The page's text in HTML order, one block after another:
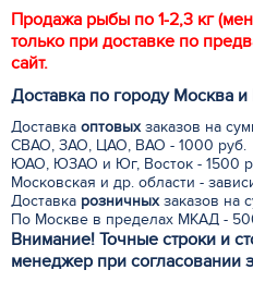
Продажа рыбы по 1-2,3 кг
только при доставке по
сайт.
Доставка по городу Москва
Доставка оптовыхзаказов на
СВАО, ЗАО, ЦАО, ВАО - 1000 руб.
ЮАО, ЮЗАО и Юг, Восток - 1500
Московская и др. области -
Доставка розничныхзаказов на
По Москве в пределах МКАД -
Внимание! Точные строки и
менеджер при согласовании